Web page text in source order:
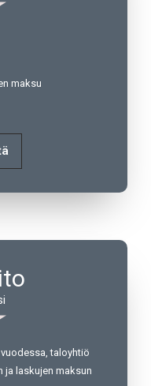
maksu
taloyhtiö
ja laskujen maksun